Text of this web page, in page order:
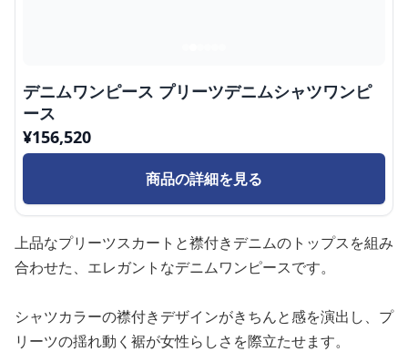
デニムワンピース プリーツデニムシャツワンピ
ース
¥156,520
商品の詳細を見る
上品なプリーツスカートと襟付きデニムのトップスを組み
合わせた、エレガントなデニムワンピースです。
シャツカラーの襟付きデザインがきちんと感を演出し、プ
リーツの揺れ動く裾が女性らしさを際立たせます。